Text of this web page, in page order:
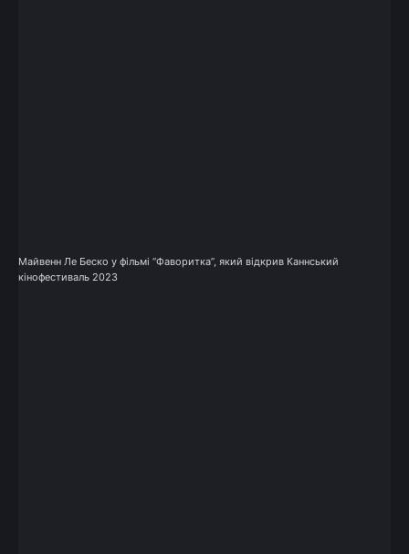
Майвенн Ле Беско у фільмі “Фаворитка”, який відкрив Каннський
кінофестиваль 2023